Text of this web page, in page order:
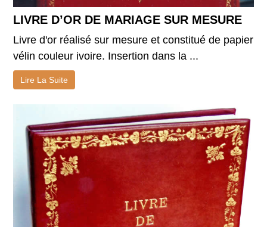
LIVRE D’OR DE MARIAGE SUR MESURE
Livre d'or réalisé sur mesure et constitué de papier
vélin couleur ivoire. Insertion dans la ...
Lire La Suite